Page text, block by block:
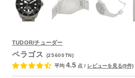
TUDOR/チューダー
ペラゴス
(25600TN)
平均 4.5 点 / レビューを見る(9件)
よくあるご質問